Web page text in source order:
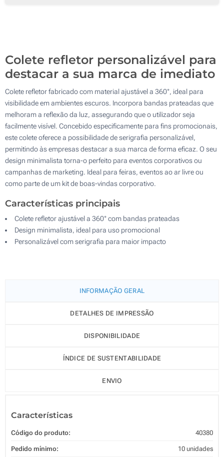
Colete refletor personalizável para
destacar a sua marca de imediato
Colete refletor fabricado com material ajustável a 360°, ideal para
visibilidade em ambientes escuros. Incorpora bandas prateadas que
melhoram a reflexão da luz, assegurando que o utilizador seja
facilmente visível. Concebido especificamente para fins promocionais,
este colete oferece a possibilidade de serigrafia personalizável,
permitindo às empresas destacar a sua marca de forma eficaz. O seu
design minimalista torna-o perfeito para eventos corporativos ou
campanhas de marketing. Ideal para feiras, eventos ao ar livre ou
como parte de um kit de boas-vindas corporativo.
Características principais
Colete refletor ajustável a 360° com bandas prateadas
Design minimalista, ideal para uso promocional
Personalizável com serigrafia para maior impacto
INFORMAÇÃO GERAL
DETALHES DE IMPRESSÃO
DISPONIBILIDADE
ÍNDICE DE SUSTENTABILIDADE
ENVIO
Características
Código do produto: 40380
Pedido mínimo: 10 unidades